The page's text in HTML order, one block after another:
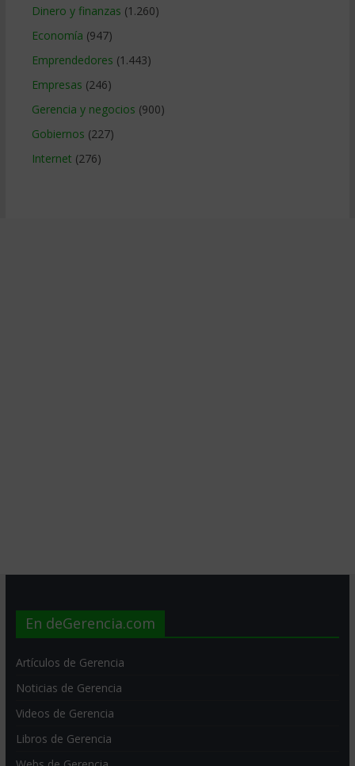
Dinero y finanzas (1.260)
Economía (947)
Emprendedores (1.443)
Empresas (246)
Gerencia y negocios (900)
Gobiernos (227)
Internet (276)
En deGerencia.com
Artículos de Gerencia
Noticias de Gerencia
Videos de Gerencia
Libros de Gerencia